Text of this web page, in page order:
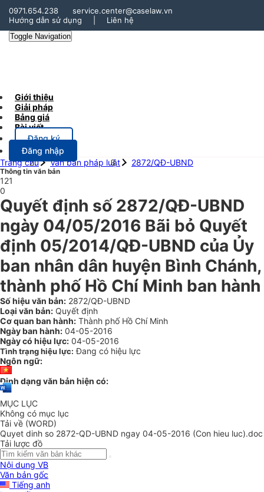
0971.654.238
service.center@caselaw.vn
Hướng dẫn sử dụng
Liên hệ
Toggle Navigation
Giới thiệu
Giải pháp
Bảng giá
Bài viết
Đăng ký
Đăng nhập
Trang chủ
Văn bản pháp luật 2872/QĐ-UBND
Thông tin văn bản
121
0
Quyết định số 2872/QĐ-UBND
ngày 04/05/2016 Bãi bỏ Quyết
định 05/2014/QĐ-UBND của Ủy
ban nhân dân huyện Bình Chánh,
thành phố Hồ Chí Minh ban hành
Số hiệu văn bản: 2872/QĐ-UBND
Loại văn bản: Quyết định
Cơ quan ban hành: Thành phố Hồ Chí Minh
Ngày ban hành: 04-05-2016
Ngày có hiệu lực: 04-05-2016
Tình trạng hiệu lực: Đang có hiệu lực
Ngôn ngữ:
Định dạng văn bản hiện có:
MỤC LỤC
Không có mục lục
Tải về (WORD)
Quyet dinh so 2872-QD-UBND ngay 04-05-2016 (Con hieu luc).doc
Tải lược đồ
Nội dung VB
Văn bản gốc
Tiếng anh